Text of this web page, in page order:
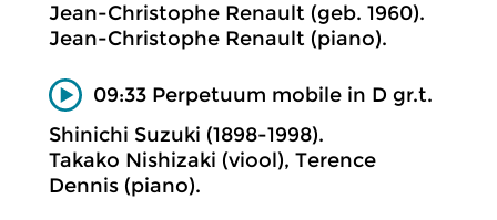
Jean-Christophe Renault (geb. 1960).
Jean-Christophe Renault (piano).
09:33 Perpetuum mobile in D gr.t.
Shinichi Suzuki (1898-1998).
Takako Nishizaki (viool), Terence
Dennis (piano).